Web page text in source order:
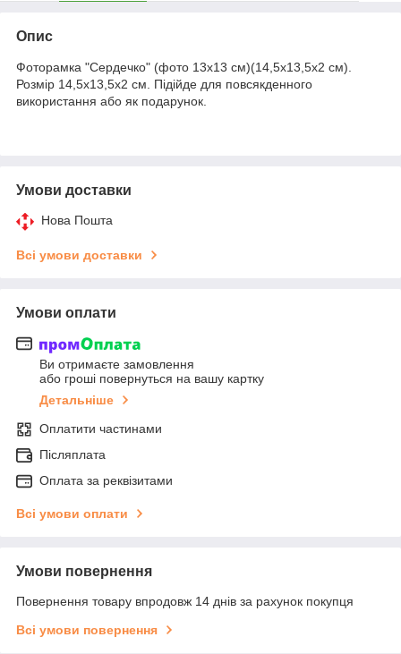
Опис
Фоторамка "Сердечко" (фото 13х13 см)(14,5х13,5х2 см).
Розмір 14,5х13,5х2 см. Підійде для повсякденного
використання або як подарунок.
Умови доставки
Нова Пошта
Всі умови доставки
Умови оплати
Ви отримаєте замовлення
або гроші повернуться на вашу картку
Детальніше
Оплатити частинами
Післяплата
Оплата за реквізитами
Всі умови оплати
Умови повернення
Повернення товару впродовж 14 днів за рахунок покупця
Всі умови повернення